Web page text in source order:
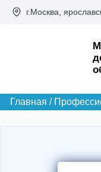
г.Москва,
Главная /